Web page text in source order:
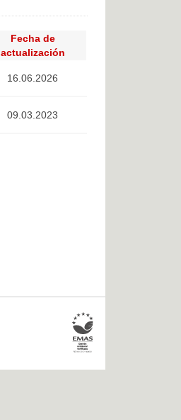
Fecha de
actualización
16.06.2026
09.03.2023